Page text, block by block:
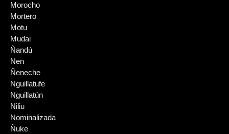
Morocho
Mortero
Motu
Mudai
Ñandú
Nen
Ñeneche
Nguillatufe
Nguillatún
Niliu
Nominalizada
Ñuke